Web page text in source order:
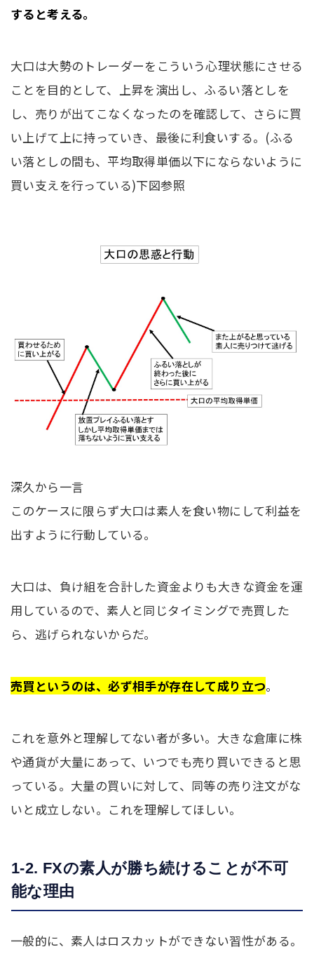
すると考える。
大口は大勢のトレーダーをこういう心理状態にさせる
ことを目的として、上昇を演出し、ふるい落としを
し、売りが出てこなくなったのを確認して、さらに買
い上げて上に持っていき、最後に利食いする。(ふる
い落としの間も、平均取得単価以下にならないように
買い支えを行っている)下図参照
深久から一言
このケースに限らず大口は素人を食い物にして利益を
出すように行動している。
大口は、負け組を合計した資金よりも大きな資金を運
用しているので、素人と同じタイミングで売買した
ら、逃げられないからだ。
売買というのは、必ず相手が存在して成り立つ。
これを意外と理解してない者が多い。大きな倉庫に株
や通貨が大量にあって、いつでも売り買いできると思
っている。大量の買いに対して、同等の売り注文がな
いと成立しない。これを理解してほしい。
1-2. FXの素人が勝ち続けることが不可
能な理由
一般的に、素人はロスカットができない習性がある。